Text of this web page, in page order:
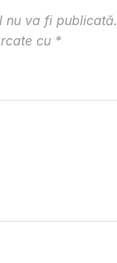
nu va fi publicată.
cu *